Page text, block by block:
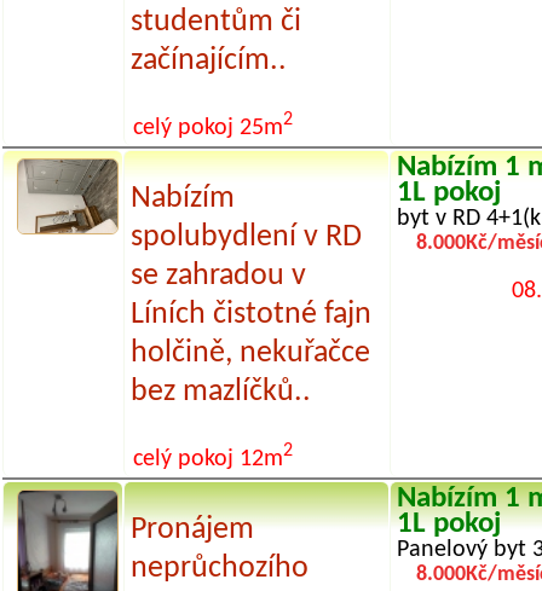
studentům či
začínajícím..
celý pokoj 25m2
Nabízím
spolubydlení v RD
se zahradou v
Líních čistotné fajn
holčině, nekuřačce
bez mazlíčků..
celý pokoj 12m2
Nabízím 1
1L pokoj
byt v RD
8.000Kč/
Pronájem
neprůchozího
Nabízím 1
1L pokoj
Panelový byt
8.000Kč/